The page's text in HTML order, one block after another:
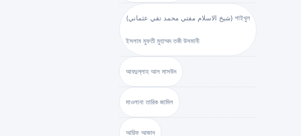
(شيخ الاسلام مفتي محمد تقي عثماني) শাইখুল
ইসলাম মুফতী মুহাম্মদ তকী উসমানী
আবদুল্লাহ আল মাসউদ
মাওলানা তারিক জামিল
আরিফ আজাদ